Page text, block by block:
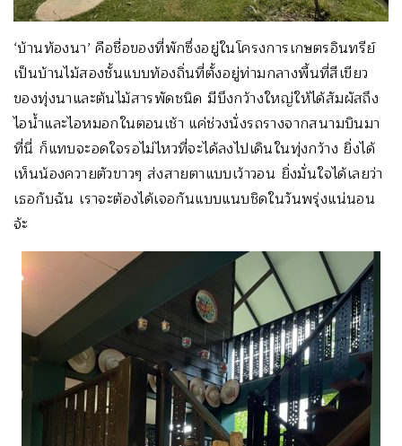
‘บ้านท้องนา’ คือชื่อของที่พักซึ่งอยู่ในโครงการเกษตรอินทรีย์
เป็นบ้านไม้สองชั้นแบบท้องถิ่นที่ตั้งอยู่ท่ามกลางพื้นที่สีเขียว
ของทุ่งนาและต้นไม้สารพัดชนิด มีบึงกว้างใหญ่ให้ได้สัมผัสถึง
ไอน้ำและไอหมอกในตอนเช้า แค่ช่วงนั่งรถรางจากสนามบินมา
ที่นี่ ก็แทบจะอดใจรอไม่ไหวที่จะได้ลงไปเดินในทุ่งกว้าง ยิ่งได้
เห็นน้องควายตัวขาวๆ ส่งสายตาแบบเว้าวอน ยิ่งมั่นใจได้เลยว่า
เธอกับฉัน เราจะต้องได้เจอกันแบบแนบชิดในวันพรุ่งแน่นอน
จ้ะ